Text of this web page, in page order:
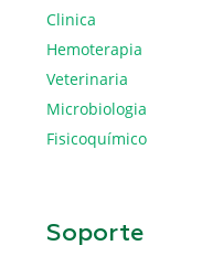
Clinica
Hemoterapia
Veterinaria
Microbiologia
Fisicoquímico
Soporte